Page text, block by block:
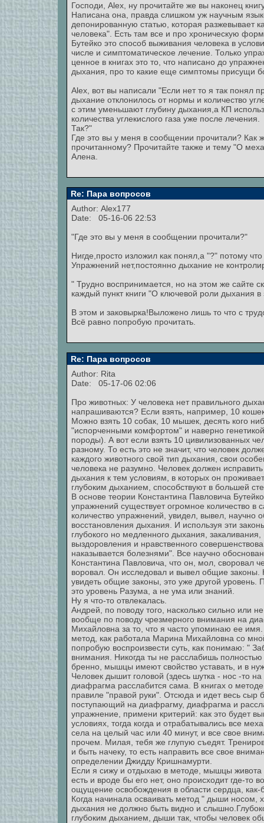
Господи, Alex, ну прочитайте же вы наконец
Написана она, правда слишком уж научным
депонированную статью, которая разжевывает
человека". Есть там все и про хроническую
Бутейко это способ выживания человека в
числе и симптоматическое лечение. Только
ценное в книгах это то, что написано до
дыхания, про то какие еще симптомы присущи
Alex, вот вы написали "Если нет то я так понял
дыхание отклонилось от нормы и количество
с этим уменьшают глубину дыхания,а КП
количества углекислого газа уже после лечения.
Так?"
Где это вы у меня в сообщении прочитали? Как
прочитанному? Прочитайте также и тему "О
Алена.
Re: Пара вопросов
Author: Alex177
Date: 05-16-06 22:53
"Где это вы у меня в сообщении прочитали?"
Нигде,просто изложил как понял,а "?" потому
Упражнений нет,постоянно дыхание не
" Трудно воспринимается, но на этом же сайте
каждый пункт книги "О ключевой роли дыхания в
В этом и заковырка!Выложено лишь то что с
Всё равно попробую прочитать.
Re: Пара вопросов
Author: Rita
Date: 05-17-06 02:06
Про животных: У человека нет правильного
напрашиваются? Если взять, например, 10
Можно взять 10 собак, 10 мышек, десять кого
"испорченными комфортом" и наверно
породы). А вот если взять 10 цивилизованных
разному. То есть это не значит, что человек
каждого животного свой тип дыхания, свои
человека не разумно. Человек должен
дыхания к тем условиям, в которых он
глубоким дыханием, способствуют в большей
В основе теории Константина Павловича
упражнений существует огромное количество в
количество упражнений, увидел, вывел,
восстановления дыхания. И используя эти
глубокого но медленного дыхания,
выздоровления и нравственного
наказывается болезнями". Все научно
Константина Павловича, что он, мол, своровал
воровал. Он исследовал и вывел общие законы.
увидеть общие законы, это уже другой уровень.
это уровень Разума, а не ума или знаний.
Ну я что-то отвлекалась.
Андрей, по поводу того, насколько сильно или
вообще по поводу чрезмерного внимания на
Михайловна за то, что я часто упоминаю ее
метод, как работала Марина Михайловна со
попробую воспроизвести суть, как понимаю: "
внимания. Никогда ты не расслабишь
бренно, мышцы имеют свойство уставать, и в
Человек дышит головой (здесь шутка - нос -то
диафрагма расслабится сама. В книгах о
правиле "правой руки". Отсюда и идет весь
поступающий на диафрагму, диафрагма и
упражнение, примени критерий: как это будет
условиях, тогда когда и отрабатывались все
села на целый час или 40 минут, и все свое
прочем. Милая, тебя же глупую съедят.
и быть начеку, то есть направить все свое
определении Джидду Кришнамурти.
Если я сижу и отдыхаю в методе, мышцы
есть и вроде бы его нет, оно происходит где-то
ощущение освобождения в области сердца, как-
Когда начинала осваивать метод " дыши носом,
дыхания не должно быть видно и
глубоким дыханием, дыши так, чтобы человек